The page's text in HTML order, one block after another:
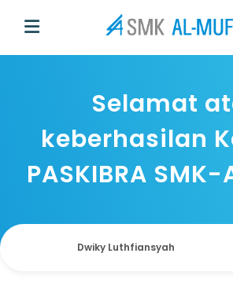
Selamat
keberhasilan
PASKIBRA SMK-
Dwiky Luthfiansyah